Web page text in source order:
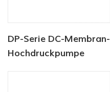
DP-Serie DC-Membran-
Hochdruckpumpe